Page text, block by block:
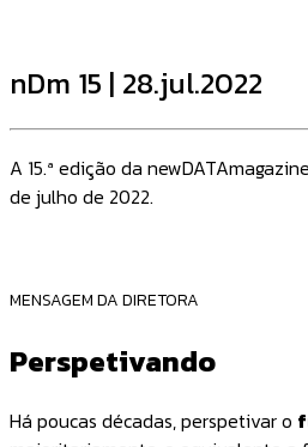
nDm 15 | 28.jul.2022
A 15.ª edição da newDATAmagazine
de julho de 2022.
MENSAGEM DA DIRETORA
Perspetivando
Há poucas décadas, perspetivar o